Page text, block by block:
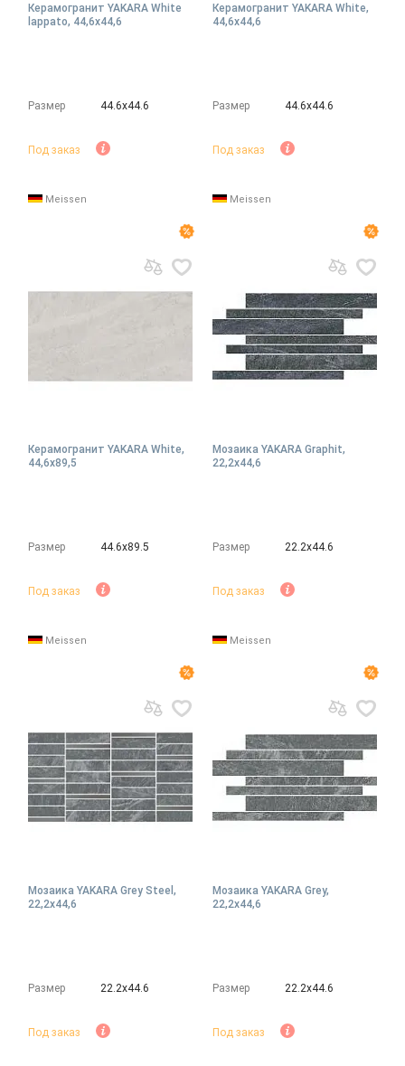
Керамогранит YAKARA White
lappato, 44,6x44,6
Размер 44.6х44.6
Под заказ
Meissen
Керамогранит YAKARA White,
44,6x44,6
Размер 44.6х44.6
Под заказ
Meissen
Керамогранит YAKARA White,
44,6x89,5
Размер 44.6х89.5
Под заказ
Meissen
Мозаика YAKARA Graphit,
22,2x44,6
Размер 22.2х44.6
Под заказ
Meissen
Мозаика YAKARA Grey Steel,
22,2x44,6
Размер 22.2х44.6
Под заказ
Мозаика YAKARA Grey,
22,2x44,6
Размер 22.2х44.6
Под заказ